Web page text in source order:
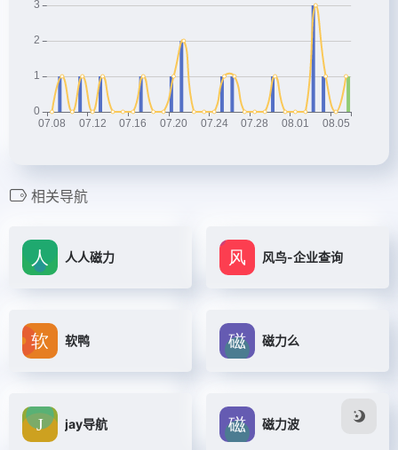
相关导航
人人磁力 风鸟-企业查询
软鸭 磁力么
jay导航 磁力波